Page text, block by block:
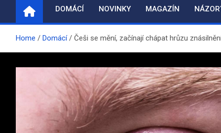
DOMÁCÍ NOVINKY MAGAZÍN
Home Domácí Češi se mění, začínají chápat hrůzu